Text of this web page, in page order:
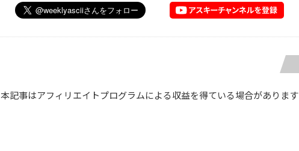
本記事はアフィリエイトプログラムによる収益を得ている場合があります